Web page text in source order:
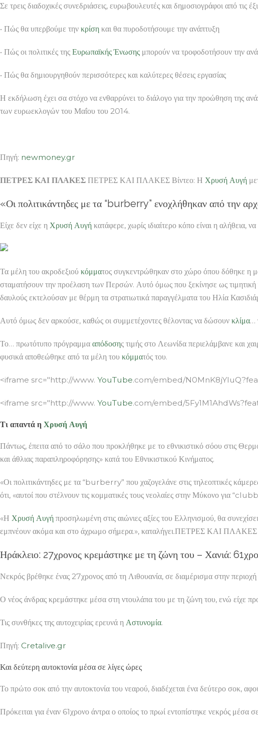
Σε τρεις διαδοχικές συνεδριάσεις, ευρωβουλευτές και δημοσιογράφοι από τις
• Πώς θα υπερβούμε την κρίση και θα πυροδοτήσουμε την ανάπτυξη
• Πώς οι πολιτικές της Ευρωπαϊκής Ένωσης μπορούν να τροφοδοτήσουν την
• Πώς θα δημιουργηθούν περισσότερες και καλύτερες θέσεις εργασίας
Η εκδήλωση έχει σα στόχο να ενθαρρύνει το διάλογο για την προώθηση της
των ευρωεκλογών του Μαΐου του 2014.
Πηγή: newmoney.gr
ΠΕΤΡΕΣ ΚΑΙ ΠΛΑΚΕΣ ΠΕΤΡΕΣ ΚΑΙ ΠΛΑΚΕΣ Βίντεο: Η Χρυσή Αυγή
«Οι πολιτικάντηδες με τα “burberry” ενοχλήθηκαν από την
Είχε δεν είχε η Χρυσή Αυγή κατάφερε, χωρίς ιδιαίτερο κόπο είναι η αλήθεια,
Τα μέλη του ακροδεξιού κόμματος συγκεντρώθηκαν στο χώρο όπου δόθηκε η
σταματήσουν την προέλαση των Περσών. Αυτό όμως που ξεκίνησε ως τιμητική
δαυλούς εκτελούσαν με θέρμη τα στρατιωτικά παραγγέλματα του Ηλία
Αυτό όμως δεν αρκούσε, καθώς οι συμμετέχοντες θέλοντας να δώσουν κλίμα…
Το… πρωτότυπο πρόγραμμα απόδοσης τιμής στο Λεωνίδα περιελάμβανε και
φυσικά αποθεώθηκε από τα μέλη του κόμματός του.
<iframe src="http://www. YouTube.com/embed/
<iframe src="http://www. YouTube.com/embed/
Τι απαντά η Χρυσή Αυγή
Πάντως, έπειτα από το σάλο που προκλήθηκε με το εθνικιστικό σόου στις
και άθλιας παραπληροφόρησης» κατά του Εθνικιστικού Κινήματος.
«Οι πολιτικάντηδες με τα “burberry” που χαζογελάνε στις τηλεοπτικές
ότι, «αυτοί που στέλνουν τις κομματικές τους νεολαίες στην Μύκονο για
«Η Χρυσή Αυγή προσηλωμένη στις αιώνιες αξίες του Ελληνισμού, θα
εμπνέουν ακόμα και στο άχρωμο σήμερα.», καταλήγει.ΠΕΤΡΕΣ ΚΑΙ ΠΛΑΚΕΣ
Ηράκλειο: 27χρονος κρεμάστηκε με τη ζώνη του – Χανιά:
Νεκρός βρέθηκε ένας 27χρονος από τη Λιθουανία, σε διαμέρισμα στην
Ο νέος άνδρας κρεμάστηκε μέσα στη ντουλάπα του με τη ζώνη του, ενώ είχε
Τις συνθήκες της αυτοχειρίας ερευνά η Αστυνομία.
Πηγή: Cretalive.gr
Και δεύτερη αυτοκτονία μέσα σε λίγες ώρες
Το πρώτο σοκ από την αυτοκτονία του νεαρού, διαδέχεται ένα δεύτερο σοκ,
Πρόκειται για έναν 61χρονο άντρα ο οποίος το πρωί εντοπίστηκε νεκρός